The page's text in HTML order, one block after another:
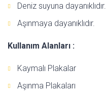
Deniz suyuna dayanıklıdır.
Aşınmaya dayanıklıdır.
Kullanım Alanları :
Kaymalı Plakalar
Aşınma Plakaları